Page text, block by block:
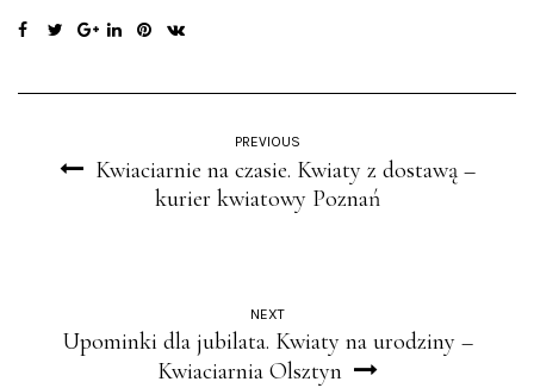
PREVIOUS
Kwiaciarnie na czasie. Kwiaty z dostawą –
kurier kwiatowy Poznań
NEXT
Upominki dla jubilata. Kwiaty na urodziny –
Kwiaciarnia Olsztyn